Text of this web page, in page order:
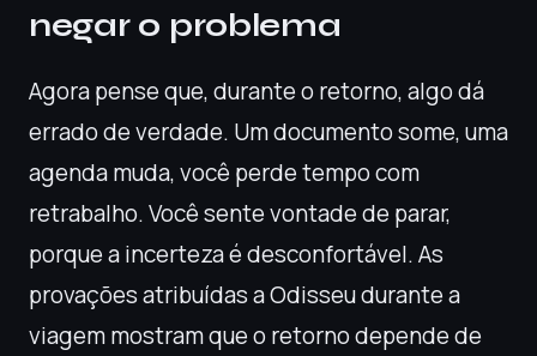
negar o problema
Agora pense que, durante o retorno, algo dá
errado de verdade. Um documento some, uma
agenda muda, você perde tempo com
retrabalho. Você sente vontade de parar,
porque a incerteza é desconfortável. As
provações atribuídas a Odisseu durante a
viagem mostram que o retorno depende de